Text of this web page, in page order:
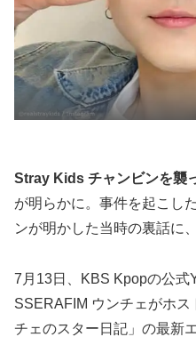
Stray Kids チャンビンを襲
が明らかに。事件を起こし
ンが明かした当時の裏話に
7月13日、KBS Kpopの公式
SSERAFIM ウンチェがホ
チェのスター日記」の最新